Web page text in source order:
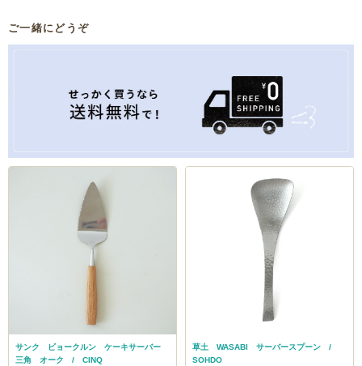
ご一緒にどうぞ
サンク ビョークルン ケーキサーバー
三角 オーク / CINQ
草土 WASABI サーバースプーン /
SOHDO